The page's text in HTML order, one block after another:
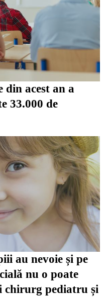
din acest an a
33.000 de
au nevoie și pe
nu o poate
chirurg pediatru și